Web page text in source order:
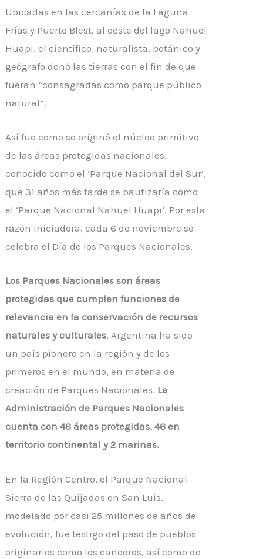
Ubicadas en las cercanías de la Laguna
Frías y Puerto Blest, al oeste del lago Nahuel
Huapi, el científico, naturalista, botánico y
geógrafo donó las tierras con el fin de que
fueran “consagradas como parque público
natural”.
Así fue como se originó el núcleo primitivo
de las áreas protegidas nacionales,
conocido como el ‘Parque Nacional del Sur’,
que 31 años más tarde se bautizaría como
el ‘Parque Nacional Nahuel Huapi’. Por esta
razón iniciadora, cada 6 de noviembre se
celebra el Día de los Parques Nacionales.
Los Parques Nacionales son áreas
protegidas que cumplen funciones de
relevancia en la conservación de recursos
naturales y culturales. Argentina ha sido
un país pionero en la región y de los
primeros en el mundo, en materia de
creación de Parques Nacionales. La
Administración de Parques Nacionales
cuenta con 48 áreas protegidas, 46 en
territorio continental y 2 marinas.
En la Región Centro, el Parque Nacional
Sierra de las Quijadas en San Luis,
modelado por casi 25 millones de años de
evolución, fue testigo del paso de pueblos
originarios como los canoeros, así como de